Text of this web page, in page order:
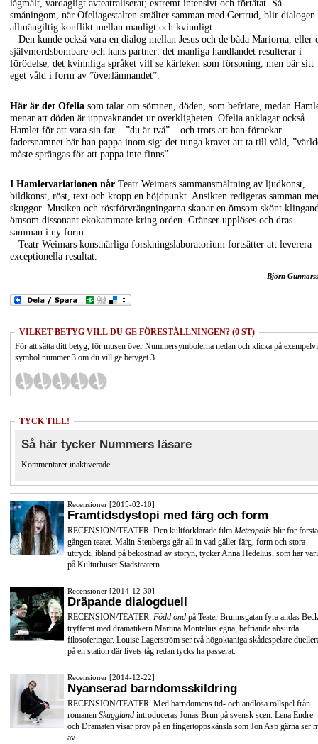
lågmält, vardagligt avteatraliserat; extremt intensivt och förtätat. Så
småningom, när Ofeliagestalten smälter samman med Gertrud, blir dialogen
allmängiltig konflikt mellan manligt och kvinnligt.
Den kunde också vara en dialog mellan Jesus och de båda Mariorna, eller
självmordsbombare och hans partner: det manliga handlandet resulterar i
förödelse, det kvinnliga språket vill se kärleken som försoning, men bär sitt
eget våld i form av ”överlämnandet”.
Här är det Ofelia som talar om sömnen, döden, som befriare, medan
menar att döden är uppvaknandet ur overkligheten. Ofelia anklagar också
Hamlet för att vara sin far – ”du är två” – och trots att han förnekar
fadersnamnet bär han pappa inom sig: det tunga kravet att ta till våld,
måste sprängas för att pappa inte finns”.
I Hamletvariationen når Teatr Weimars sammansmältning av ljudkonst,
bildkonst, röst, text och kropp en höjdpunkt. Ansikten redigeras samman
skuggor. Musiken och röstförvrängningarna skapar en ömsom skönt
ömsom dissonant ekokammare kring orden. Gränser upplöses och dras
samman i ny form.
Teatr Weimars konstnärliga forskningslaboratorium fortsätter att leverera
exceptionella resultat.
Björn
VILKET BETYG VILL DU GE FÖRESTÄLLNINGEN? (0 ST)
För att sätta ditt betyg, för musen över Nummersymbolerna nedan och klicka på
symbol nummer 3 om du vill ge betyget 3.
TYCK TILL!
Så här tycker Nummers läsare
Kommentarer inaktiverade.
Recensioner [2015-02-10]
Framtidsdystopi med färg och form
RECENSION/TEATER. Den kultförklarade film Metropolis blir för första
gången teater. Malin Stenbergs går all in vad gäller färg, form och stora
uttryck, ibland på bekostnad av storyn, tycker Anna Hedelius, som har
på Kulturhuset Stadsteatern.
Recensioner [2014-12-30]
Dräpande dialogduell
RECENSION/TEATER. Född ond på Teater Brunnsgatan fyra andas
tryfferat med dramatikern Martina Montelius egna, befriande absurda
filosoferingar. Louise Lagerström ser två högoktaniga skådespelare
på en station där livets tåg redan tycks ha passerat.
Recensioner [2014-12-22]
Nyanserad barndomsskildring
RECENSION/TEATER. Med barndomens tid- och ändlösa rollspel från
romanen Skuggland introduceras Jonas Brun på svensk scen. Lena Endre
och Dramaten visar prov på en fingertoppskänsla som Jon Asp gärna ser
av.